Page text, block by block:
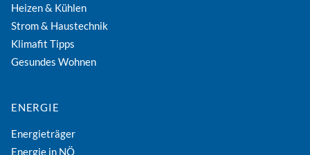
Heizen & Kühlen
Strom & Haustechnik
Klimafit Tipps
Gesundes Wohnen
ENERGIE
Energieträger
Energie in NÖ